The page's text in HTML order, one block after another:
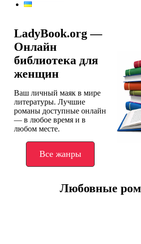
LadyBook.org —
Онлайн
библиотека для
женщин
Ваш личный маяк в мире
литературы. Лучшие
романы доступные онлайн
— в любое время и в
любом месте.
Все жанры
Любовные